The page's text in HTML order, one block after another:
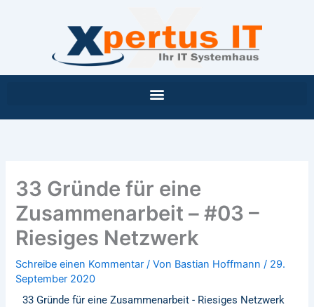
33 Gründe für eine
Zusammenarbeit – #03 –
Riesiges Netzwerk
Schreibe einen Kommentar / Von Bastian Hoffmann/ 29.
September 2020
33 Gründe für eine Zusammenarbeit - Riesiges Netzwerk